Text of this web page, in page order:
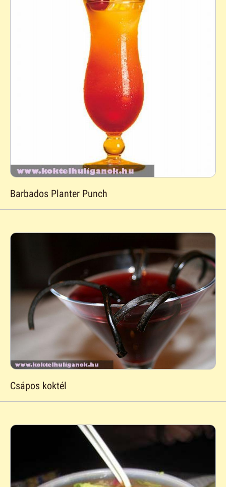
Barbados Planter Punch
Csápos koktél